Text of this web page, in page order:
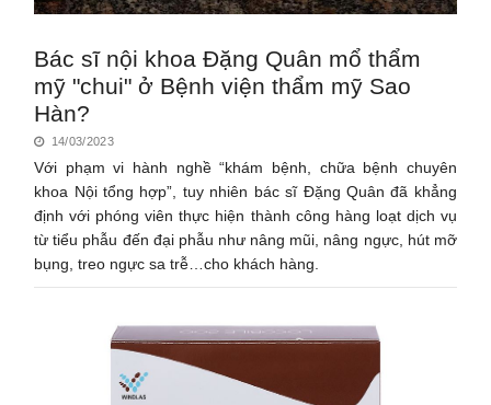
Bác sĩ nội khoa Đặng Quân mổ thẩm
mỹ "chui" ở Bệnh viện thẩm mỹ Sao
Hàn?
14/03/2023
Với phạm vi hành nghề “khám bệnh, chữa bệnh chuyên
khoa Nội tổng hợp”, tuy nhiên bác sĩ Đặng Quân đã khẳng
định với phóng viên thực hiện thành công hàng loạt dịch vụ
từ tiểu phẫu đến đại phẫu như nâng mũi, nâng ngực, hút mỡ
bụng, treo ngực sa trễ…cho khách hàng.